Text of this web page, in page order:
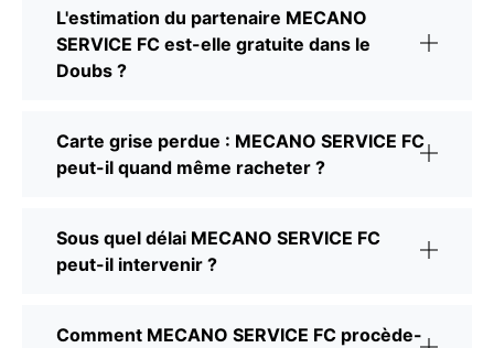
L'estimation du partenaire MECANO
SERVICE FC est-elle gratuite dans le
Doubs ?
Carte grise perdue : MECANO SERVICE FC
peut-il quand même racheter ?
Sous quel délai MECANO SERVICE FC
peut-il intervenir ?
Comment MECANO SERVICE FC procède-